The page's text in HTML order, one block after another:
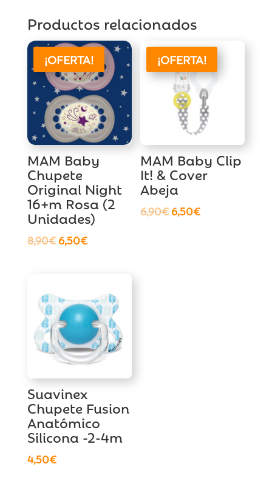
Productos relacionados
¡OFERTA!
MAM Baby
Chupete
Original Night
16+m Rosa (2
Unidades)
8,90€ El
8,90€.
6,50€El
6,50€.
¡OFERTA!
MAM Baby Clip
It! & Cover
Abeja
6,90€ El
6,50€El
Suavinex
Chupete Fusion
Anatómico
Silicona -2-4m
4,50€